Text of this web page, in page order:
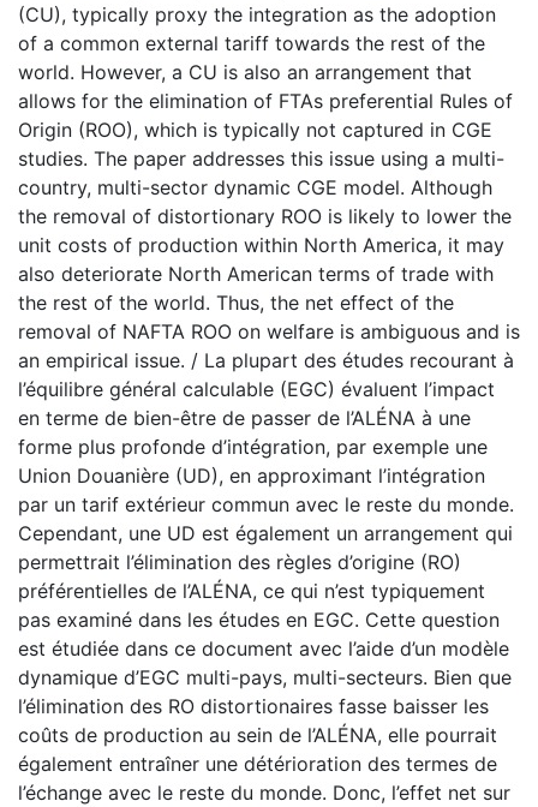
(CU), typically proxy the integration as the adoption
of a common external tariff towards the rest of the
world. However, a CU is also an arrangement that
allows for the elimination of FTAs preferential Rules of
Origin (ROO), which is typically not captured in CGE
studies. The paper addresses this issue using a multi-
country, multi-sector dynamic CGE model. Although
the removal of distortionary ROO is likely to lower the
unit costs of production within North America, it may
also deteriorate North American terms of trade with
the rest of the world. Thus, the net effect of the
removal of NAFTA ROO on welfare is ambiguous and is
an empirical issue. / La plupart des études recourant à
l’équilibre général calculable (EGC) évaluent l’impact
en terme de bien-être de passer de l’ALÉNA à une
forme plus profonde d’intégration, par exemple une
Union Douanière (UD), en approximant l’intégration
par un tarif extérieur commun avec le reste du monde.
Cependant, une UD est également un arrangement qui
permettrait l’élimination des règles d’origine (RO)
préférentielles de l’ALÉNA, ce qui n’est typiquement
pas examiné dans les études en EGC. Cette question
est étudiée dans ce document avec l’aide d’un modèle
dynamique d’EGC multi-pays, multi-secteurs. Bien que
l’élimination des RO distortionaires fasse baisser les
coûts de production au sein de l’ALÉNA, elle pourrait
également entraîner une détérioration des termes de
l’échange avec le reste du monde. Donc, l’effet net sur